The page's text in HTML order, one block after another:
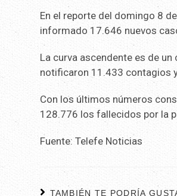
En el reporte del domingo 8
informado 17.646 nuevos
La curva ascendente es de
notificaron 11.433 contagios
Con los últimos números
128.776 los fallecidos por la
Fuente: Telefe Noticias
TAMBIÉN TE PODRÍA